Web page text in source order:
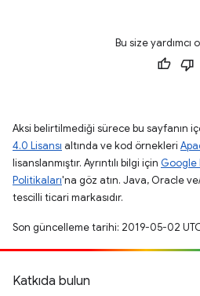
Bu size yardımcı
Aksi belirtilmediği sürece bu sayfanın
4.0 Lisansı altında ve kod örnekleri
lisanslanmıştır. Ayrıntılı bilgi için Google
Politikaları'na göz atın. Java, Oracle
tescilli ticari markasıdır.
Son güncelleme tarihi: 2019-05-02
Katkıda bulun